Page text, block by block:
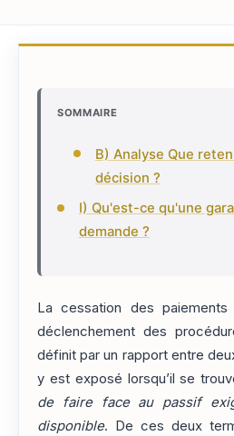
SOMMAIRE
B) Analyse Que
décision ?
I) Qu'est-ce qu'une
demande ?
La cessation des
déclenchement des
définit par un rapport entre
y est exposé lorsqu’il se
de faire face au passif
disponible. De ces deux